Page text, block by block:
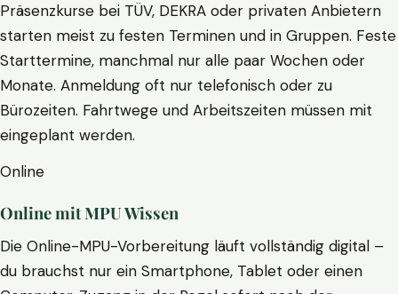
Präsenzkurse bei TÜV, DEKRA oder privaten Anbietern
starten meist zu festen Terminen und in Gruppen. Feste
Starttermine, manchmal nur alle paar Wochen oder
Monate. Anmeldung oft nur telefonisch oder zu
Bürozeiten. Fahrtwege und Arbeitszeiten müssen mit
eingeplant werden.
Online
Online mit MPU Wissen
Die Online-MPU-Vorbereitung läuft vollständig digital –
du brauchst nur ein Smartphone, Tablet oder einen